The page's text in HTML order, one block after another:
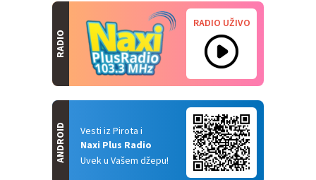
RADIO
RADIO UŽIVO
Vesti iz Pirota i
Naxi Plus Radio
Uvek u Vašem džepu!
ANDROID